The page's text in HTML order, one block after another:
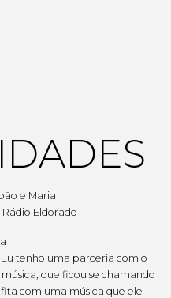
e Maria
Eldorado
tenho uma parceria com o
que ficou se chamando
com uma música que ele